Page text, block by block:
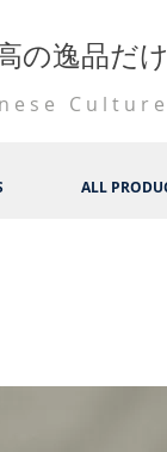
ALL
の逸品だ
Culture